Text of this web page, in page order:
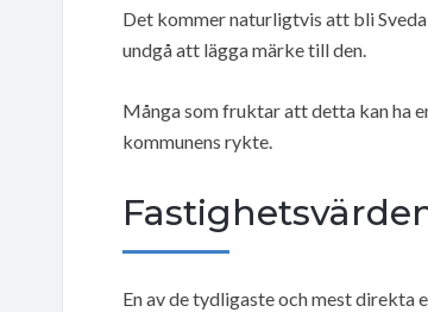
Det kommer naturligtvis att bli
undgå att lägga märke till den.
Många som fruktar att detta kan ha
kommunens rykte.
En av de tydligaste och mest direkta